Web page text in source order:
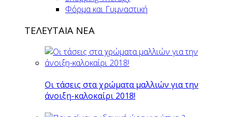
Φόρμα και Γυμναστική
ΤΕΛΕΥΤΑΙΑ ΝΕΑ
Οι τάσεις στα χρώματα μαλλιών για την
άνοιξη-καλοκαίρι 2018!